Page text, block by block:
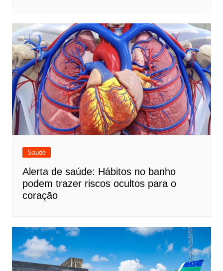
Saúde
Alerta de saúde: Hábitos no banho
podem trazer riscos ocultos para o
coração